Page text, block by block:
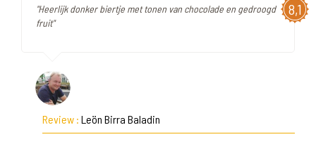
8,1
"Heerlijk donker biertje met tonen van chocolade en gedroogd
fruit"
Review : Leön Birra Baladin